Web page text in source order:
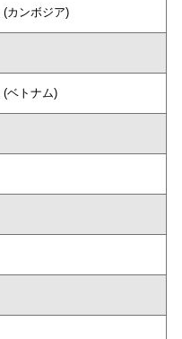
(カンボジア)
(ベトナム)